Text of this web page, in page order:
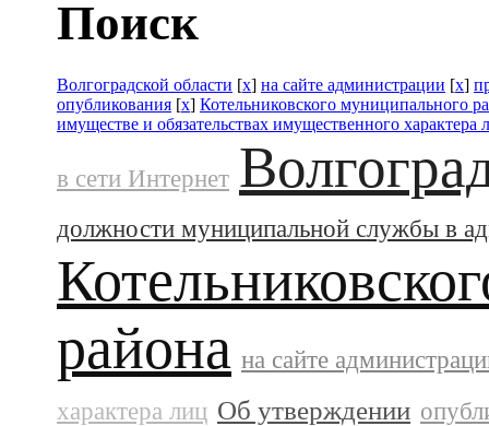
Поиск
Волгоградской области [x] на сайте администрации [x]
опубликования [x] Котельниковского муниципального
имуществе и обязательствах имущественного характера
в сети Интернет
должности муниципальной службы в
района на сайте
характера лиц Об утверждении